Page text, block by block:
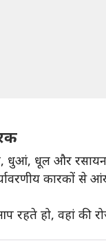
धूल और रसायन
कारकों से
रहते हो, वहां की